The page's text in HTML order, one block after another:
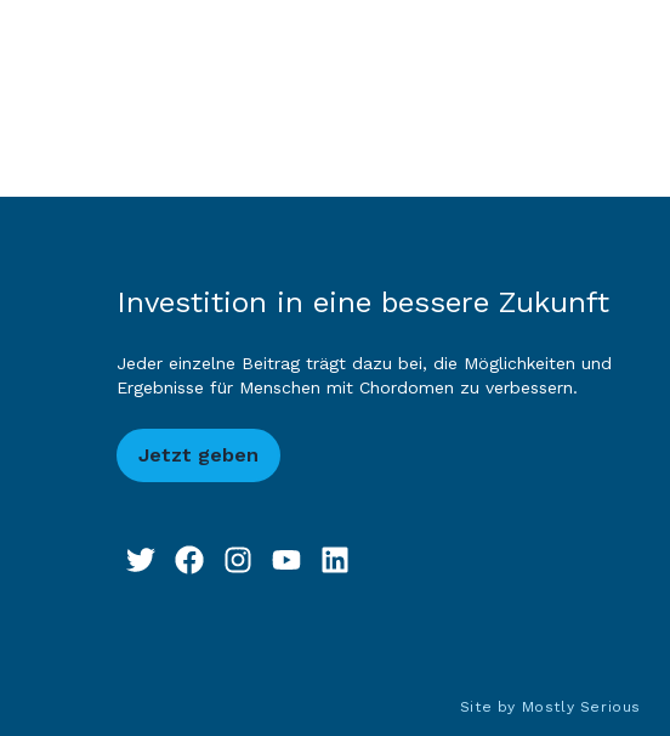
Investition in eine bessere Zukunft
Jeder einzelne Beitrag trägt dazu bei, die Möglichkeiten und
Ergebnisse für Menschen mit Chordomen zu verbessern.
Jetzt geben
Site by Mostly Serious